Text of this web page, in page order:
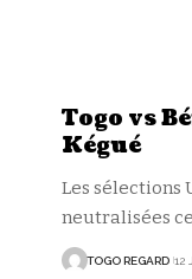
Togo vs
Kégué
Les sélections
neutralisées ce
TOGO REGARD 12